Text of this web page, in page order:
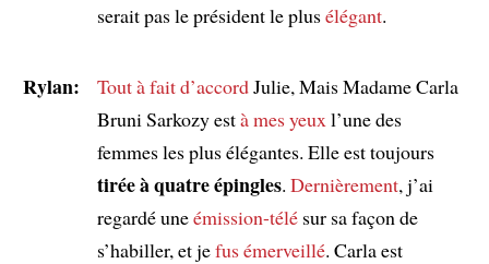
serait pas le président le plusélégant.
Rylan: Tout à fait d’accordJulie, Mais Madame Carla
Bruni Sarkozy està mes yeux l’une des
femmes les plus élégantes. Elle est toujours
tirée à quatre épingles. Dernièrement, j’ai
regardé uneémission-télésur sa façon de
s’habiller, et jefus émerveillé. Carla est